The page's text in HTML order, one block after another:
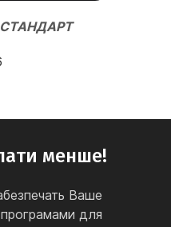
менше!
Ваше
для